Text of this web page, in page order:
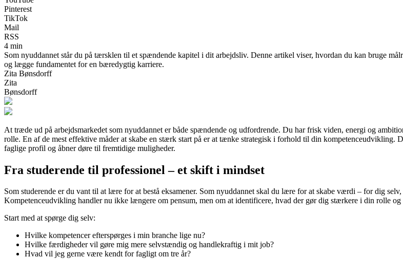
Pinterest
TikTok
Mail
RSS
4 min
Som nyuddannet står du på tærsklen til et spændende kapitel i dit arbejdsliv. Denne artikel viser, hvordan du kan bruge
og lægge fundamentet for en bæredygtig karriere.
Zita Bønsdorff
Zita
Bønsdorff
At træde ud på arbejdsmarkedet som nyuddannet er både spændende og udfordrende. Du har frisk viden, energi og
rolle. En af de mest effektive måder at skabe en stærk start på er at tænke strategisk i forhold til din
faglige profil og åbner døre til fremtidige muligheder.
Fra studerende til professionel – et skift i mindset
Som studerende er du vant til at lære for at bestå eksamener. Som nyuddannet skal du lære for at skabe værdi – for dig
Kompetenceudvikling handler nu ikke længere om pensum, men om at identificere, hvad der gør dig stærkere i din rolle og
Start med at spørge dig selv:
Hvilke kompetencer efterspørges i min branche lige nu?
Hvilke færdigheder vil gøre mig mere selvstændig og handlekraftig i mit job?
Hvad vil jeg gerne være kendt for fagligt om tre år?